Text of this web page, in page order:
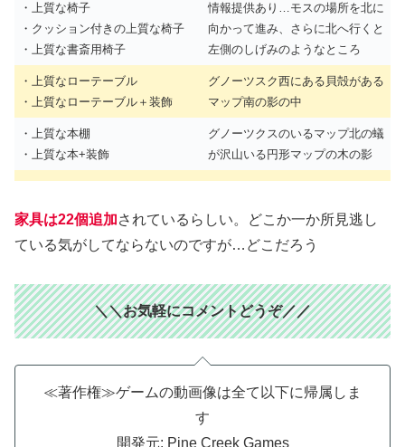
・上質な椅子
・クッション付きの上質な椅子
・上質な書斎用椅子
情報提供あり…モスの場所を北に
向かって進み、さらに北へ行くと
左側のしげみのようなところ
・上質なローテーブル
・上質なローテーブル＋装飾
グノーツスク西にある貝殻がある
マップ南の影の中
・上質な本棚
・上質な本+装飾
グノーツクスのいるマップ北の蟻
が沢山いる円形マップの木の影
家具は22個追加されているらしい。どこか一か所見逃し
ている気がしてならないのですが…どこだろう
＼＼お気軽にコメントどうぞ／／
≪著作権≫ゲームの動画像は全て以下に帰属しま
す
開発元: Pine Creek Games